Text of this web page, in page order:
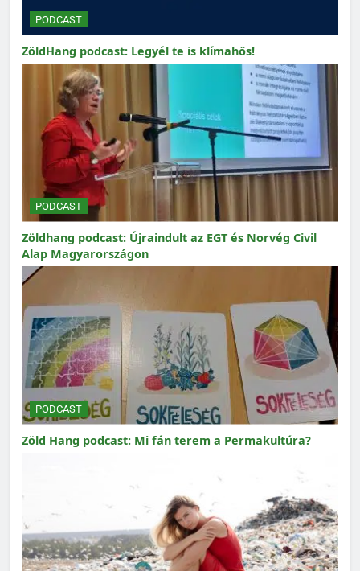
PODCAST
ZöldHang podcast: Legyél te is klímahős!
PODCAST
Zöldhang podcast: Újraindult az EGT és Norvég Civil
Alap Magyarországon
PODCAST
Zöld Hang podcast: Mi fán terem a Permakultúra?